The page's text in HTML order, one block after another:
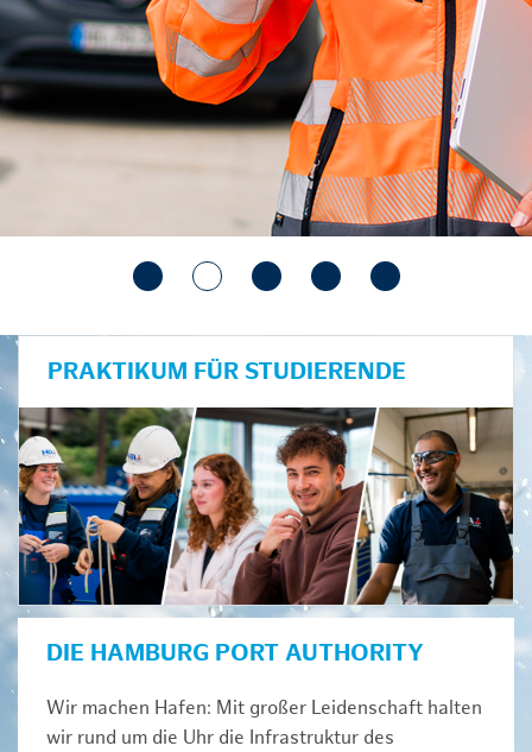
PRAKTIKUM FÜR STUDIERENDE
DIE HAMBURG PORT AUTHORITY
Wir machen Hafen: Mit großer Leidenschaft halten
wir rund um die Uhr die Infrastruktur des